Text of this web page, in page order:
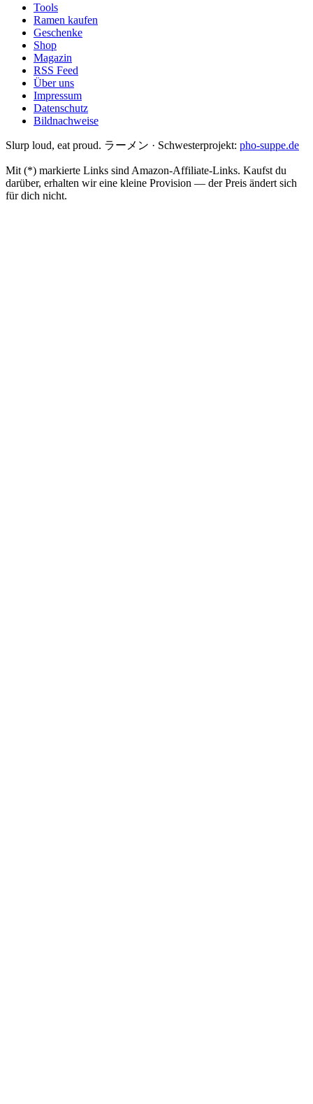
Tools
Ramen kaufen
Geschenke
Shop
Magazin
RSS Feed
Über uns
Impressum
Datenschutz
Bildnachweise
Slurp loud, eat proud. ラーメン · Schwesterprojekt: pho-suppe.de
Mit (*) markierte Links sind Amazon-Affiliate-Links. Kaufst du
darüber, erhalten wir eine kleine Provision — der Preis ändert sich
für dich nicht.